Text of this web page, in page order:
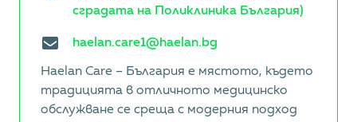
сградата на Поликлиника България)
haelan.care1@haelan.bg
Haelan Care – България е мястото, където
традицията в отличното медицинско
обслужване се среща с модерния подход